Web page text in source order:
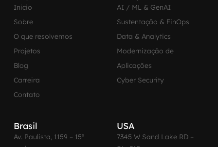
Inicio
Sobre
O que resolvemos
Projetos
Blog
Carreira
Contato
AI / ML & GenAI
Sustentação & FinOps
Data & Analytics
Modernização de
Aplicações
Cyber Security
Brasil
Av. Paulista, 1159 – 15º
USA
7345 W Sand Lake RD –